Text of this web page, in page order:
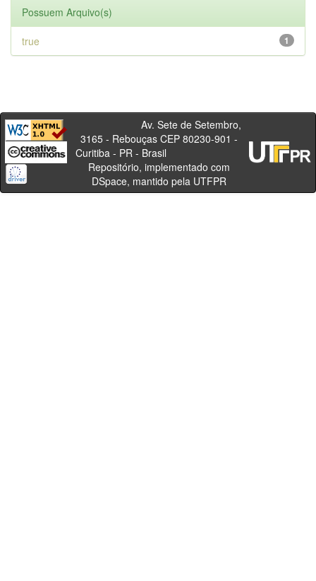
Possuem Arquivo(s)
1
true
Av. Sete de Setembro,
3165 - Rebouças CEP 80230-901 -
Curitiba - PR - Brasil
Repositório, implementado com
DSpace, mantido pela UTFPR